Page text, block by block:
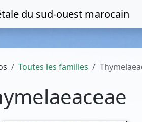
du sud-ouest marocain
Toutes les familles